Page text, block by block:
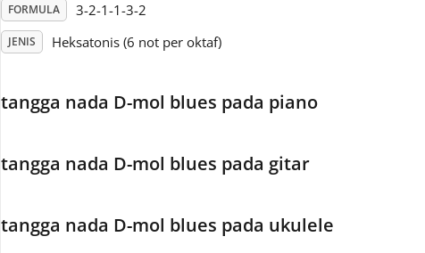
FORMULA 3-2-1-1-3-2
JENIS Heksatonis (6 not per oktaf)
tangga nada D-mol blues pada piano
tangga nada D-mol blues pada gitar
tangga nada D-mol blues pada ukulele